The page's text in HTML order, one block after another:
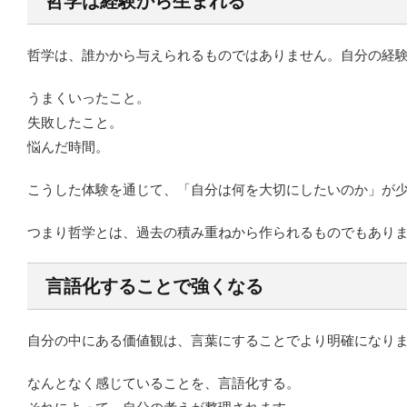
哲学は、誰かから与えられるものではありません。自分の経
うまくいったこと。
失敗したこと。
悩んだ時間。
こうした体験を通じて、「自分は何を大切にしたいのか」が
つまり哲学とは、過去の積み重ねから作られるものでもあり
言語化することで強くなる
自分の中にある価値観は、言葉にすることでより明確になり
なんとなく感じていることを、言語化する。